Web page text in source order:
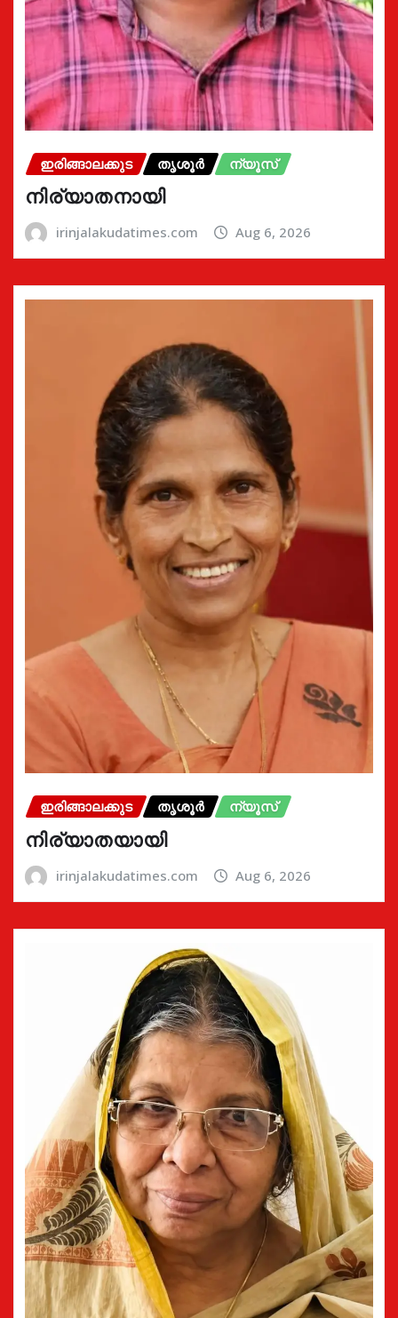
ഇരിങ്ങാലക്കുട തൃശൂർ ന്യൂസ്
നിര്യാതനായി
irinjalakudatimes.com Aug 6, 2026
ഇരിങ്ങാലക്കുട തൃശൂർ ന്യൂസ്
നിര്യാതയായി
irinjalakudatimes.com Aug 6, 2026